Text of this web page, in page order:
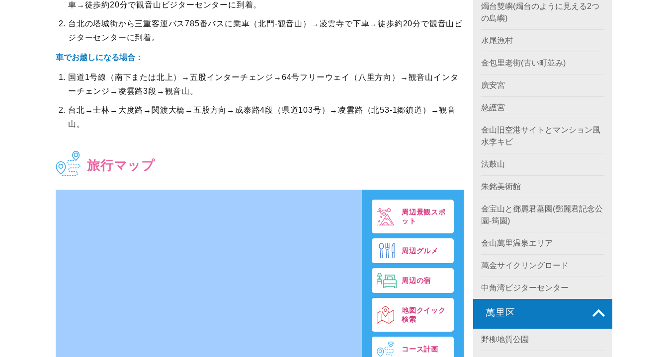
車→徒歩約20分で観音山ビジターセンターに到着。
台北の塔城街から三重客運バス785番バスに乗車（北門-観音山）→凌雲寺で下車→徒歩約20分で観音山ビ
ジターセンターに到着。
車でお越しになる場合：
国道1号線（南下または北上）→五股インターチェンジ→64号フリーウェイ（八里方向）→観音山インタ
ーチェンジ→凌雲路3段→観音山。
台北→士林→大度路→関渡大橋→五股方向→成泰路4段（県道103号）→凌雲路（北53-1郷鎮道）→観音
山。
旅行マップ
周辺景観スポ
ット
周辺グルメ
周辺の宿
地図クイック
検索
コース計画
燭台雙嶼(燭台のように見える2つ
の島嶼)
水尾漁村
金包里老街(古い町並み)
廣安宮
慈護宮
金山旧空港サイトとマンション風
水李キビ
法鼓山
朱銘美術館
金宝山と鄧麗君墓園(鄧麗君記念公
園-筠園)
金山萬里温泉エリア
萬金サイクリングロード
中角湾ビジターセンター
萬里区
野柳地質公園